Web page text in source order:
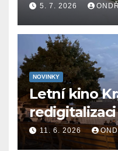
5. 7. 2026
NOVINKY
Letní kino
redigitalizaci
11. 6. 2026